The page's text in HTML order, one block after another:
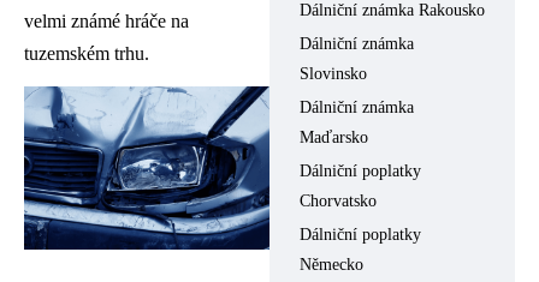
velmi známé hráče na
tuzemském trhu.
Dálniční známka Rakousko
Dálniční známka
Slovinsko
Dálniční známka
Maďarsko
Dálniční poplatky
Chorvatsko
Dálniční poplatky
Německo